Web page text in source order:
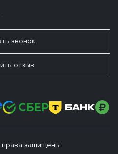
звонок
отзыв
защищены.